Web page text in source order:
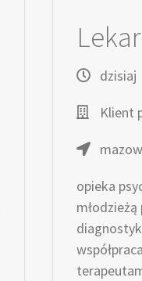
dzisiaj
Klient
opieka